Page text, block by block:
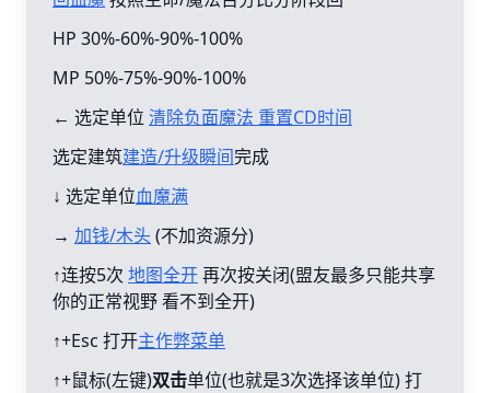
HP 30%-60%-90%-100%
MP 50%-75%-90%-100%
← 选定单位 清除负面魔法 重置CD时间
选定建筑建造/升级瞬间完成
↓ 选定单位血魔满
→ 加钱/木头(不加资源分)
↑连按5次 地图全开再次按关闭(盟友最多只能共享
你的正常视野 看不到全开)
↑+Esc 打开主作弊菜单
↑+鼠标(左键)双击单位(也就是3次选择该单位) 打